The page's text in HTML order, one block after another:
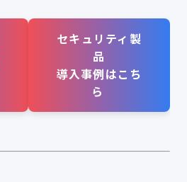
セキュリティ製
品
導入事例はこち
ら